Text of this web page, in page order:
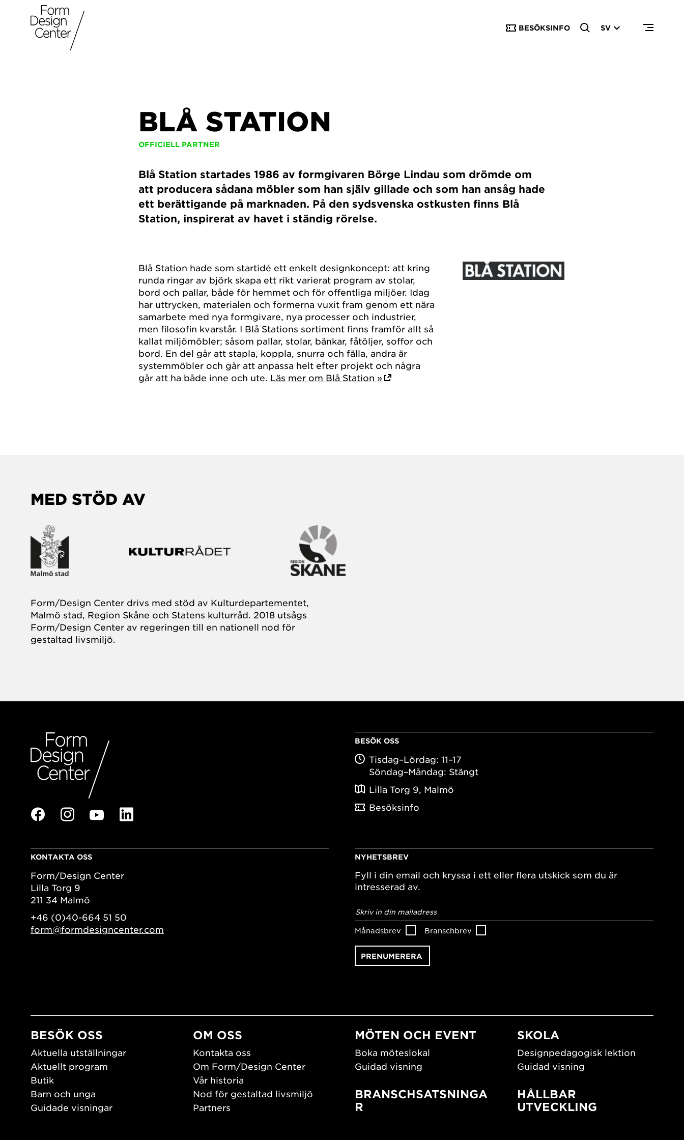
BESÖKSINFO SV
BLÅ STATION
OFFICIELL PARTNER
Blå Station startades 1986 av formgivaren Börge Lindau som drömde om
att producera sådana möbler som han själv gillade och som han ansåg hade
ett berättigande på marknaden. På den sydsvenska ostkusten finns Blå
Station, inspirerat av havet i ständig rörelse.
Blå Station hade som startidé ett enkelt designkoncept: att kring
runda ringar av björk skapa ett rikt varierat program av stolar,
bord och pallar, både för hemmet och för offentliga miljöer. Idag
har uttrycken, materialen och formerna vuxit fram genom ett nära
samarbete med nya formgivare, nya processer och industrier,
men filosofin kvarstår. I Blå Stations sortiment finns framför allt så
kallat miljömöbler; såsom pallar, stolar, bänkar, fåtöljer, soffor och
bord. En del går att stapla, koppla, snurra och fälla, andra är
systemmöbler och går att anpassa helt efter projekt och några
går att ha både inne och ute. Läs mer om Blå Station »
MED STÖD AV
Form/Design Center drivs med stöd av Kulturdepartementet,
Malmö stad, Region Skåne och Statens kulturråd. 2018 utsågs
Form/Design Center av regeringen till en nationell nod för
gestaltad livsmiljö.
BESÖK OSS
Tisdag–Lördag: 11–17
Söndag–Måndag: Stängt
Lilla Torg 9, Malmö
Besöksinfo
KONTAKTA OSS
Form/Design Center
Lilla Torg 9
211 34 Malmö
+46 (0)40-664 51 50
form@formdesigncenter.com
NYHETSBREV
Fyll i din email och kryssa i ett eller flera utskick som du är
intresserad av.
postadress*
Månadsbrev Branschbrev
BESÖK OSS
Aktuella utställningar
Aktuellt program
Butik
Barn och unga
Guidade visningar
OM OSS
Kontakta oss
Om Form/Design Center
Vår historia
Nod för gestaltad livsmiljö
Partners
MÖTEN OCH EVENT
Boka möteslokal
Guidad visning
BRANSCHSATSNINGA
R
SKOLA
Designpedagogisk lektion
Guidad visning
HÅLLBAR
UTVECKLING